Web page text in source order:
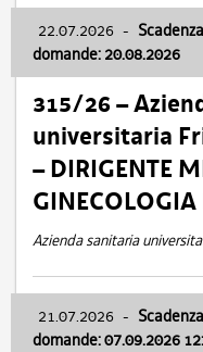
22.07.2026 -
domande: 20.08.2026
315/26 –
universitaria
– DIRIGENTE
GINECOLOGIA
Azienda sanitaria
21.07.2026 -
domande: 07.09.2026